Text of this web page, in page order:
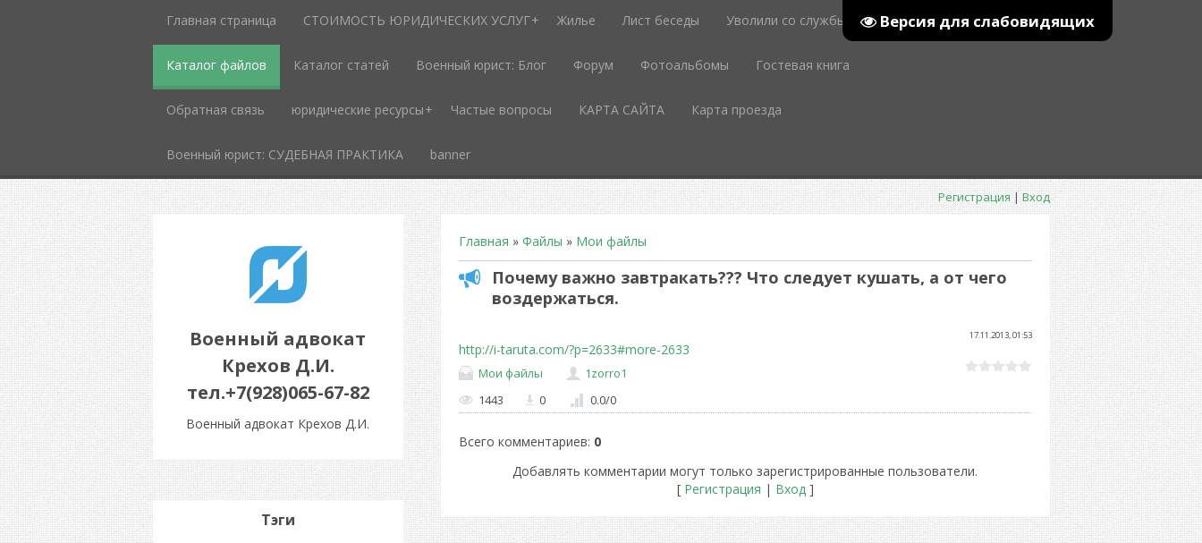
Версия для слабовидящих
Главная страница СТОИМОСТЬ ЮРИДИЧЕСКИХ УСЛУГ Жилье Лист беседы Уволили со службы
Каталог файлов Каталог статей Военный юрист: Блог Форум Фотоальбомы Гостевая книга
Обратная связь юридические ресурсы Частые вопросы КАРТА САЙТА Карта проезда
Военный юрист: СУДЕБНАЯ ПРАКТИКА banner
Регистрация|Вход
Военный адвокат
Крехов Д.И.
тел.+7(928)065-67-82
Военный адвокат Крехов Д.И.
Главная » Файлы » Мои файлы
Почему важно завтракать??? Что следует кушать, а от чего
воздержаться.
17.11.2013, 01:53
http://i-taruta.com/?p=2633#more-2633
Мои файлы
1zorro1
1443
0 0.0/0
Всего комментариев: 0
Добавлять комментарии могут только зарегистрированные пользователи.
[ Регистрация | Вход]
Тэги